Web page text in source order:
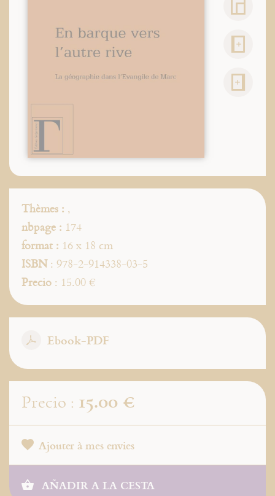
Thèmes : ,
nbpage : 174
format : 16 x 18 cm
ISBN: 978-2-914338-03-5
Precio : 15.00 €
Ebook-PDF
Precio : 15.00 €
Ajouter à mes envies
AÑADIR A LA CESTA